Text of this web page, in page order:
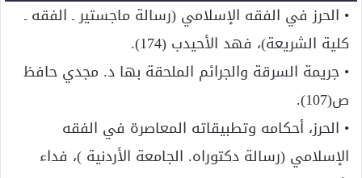
• الحرز في الفقه الإسلامي (رسالة ماجستير ـ الفقه ـ
كلية الشريعة)، فهد الأحيدب (174).
• جريمة السرقة والجرائم الملحقة بها د. مجدي حافظ
ص(107).
• الحرز، أحكامه وتطبيقاته المعاصرة في الفقه
الإسلامي (رسالة دكتوراه. الجامعة الأردنية )، فداء